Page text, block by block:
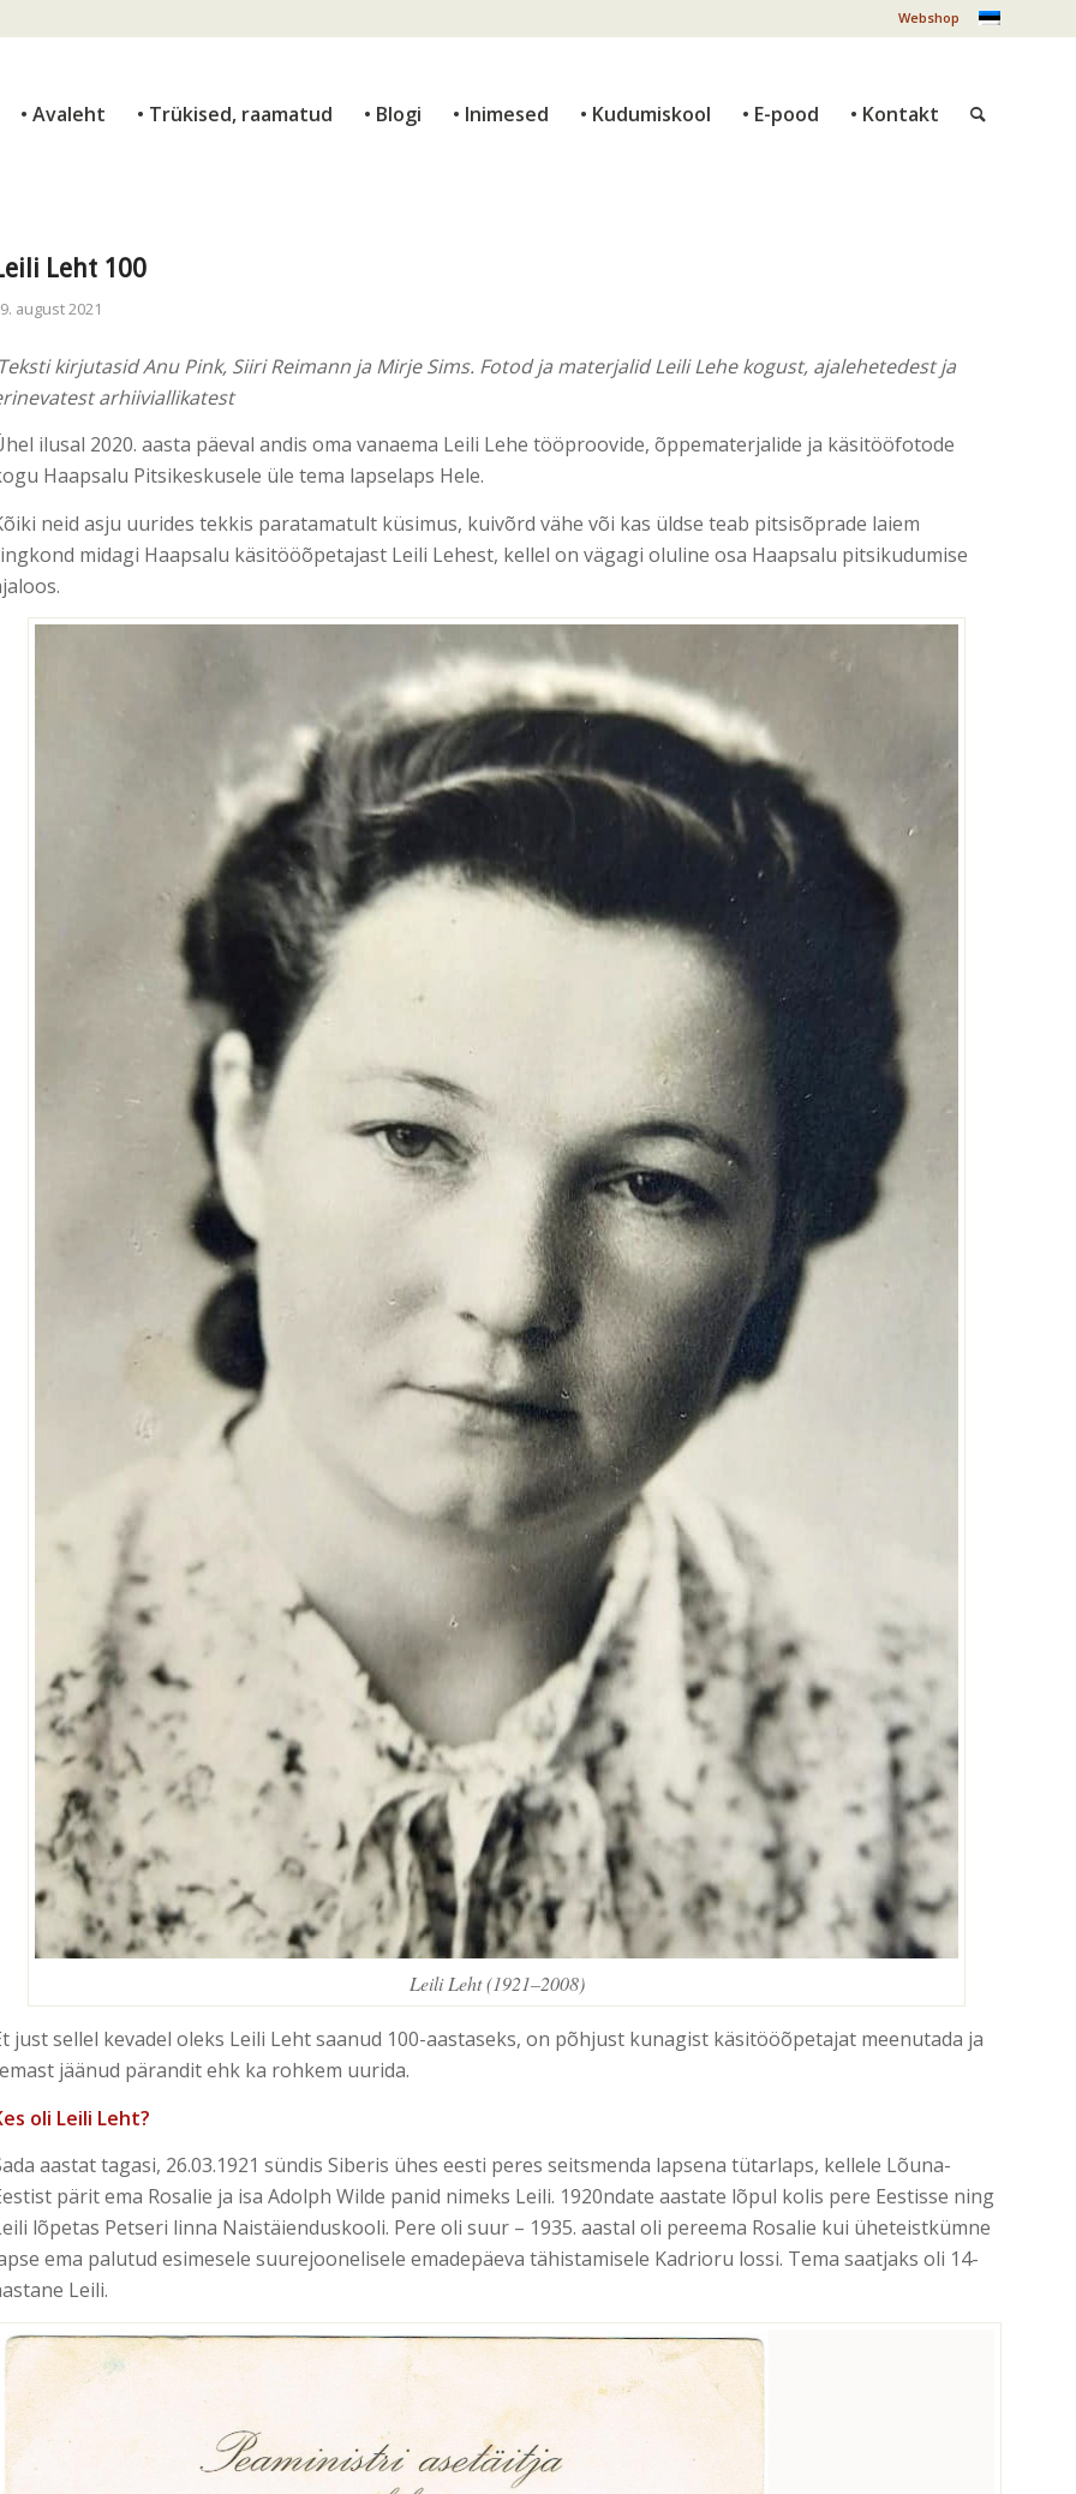
Webshop
• Avaleht • Trükised, raamatud • Blogi • Inimesed • Kudumiskool • E-pood • Kontakt
Leht 100
august 2021
Teksti kirjutasid Anu Pink, Siiri Reimann ja Mirje Sims. Fotod ja materjalid Leili Lehe kogust, ajalehetedest ja
arhiiviallikatest
ilusal 2020. aasta päeval andis oma vanaema Leili Lehe tööproovide, õppematerjalide ja käsitööfotode
Haapsalu Pitsikeskusele üle tema lapselaps Hele.
neid asju uurides tekkis paratamatult küsimus, kuivõrd vähe või kas üldse teab pitsisõprade laiem
midagi Haapsalu käsitööõpetajast Leili Lehest, kellel on vägagi oluline osa Haapsalu pitsikudumise
Leili Leht (1921–2008)
just sellel kevadel oleks Leili Leht saanud 100-aastaseks, on põhjust kunagist käsitööõpetajat meenutada ja
jäänud pärandit ehk ka rohkem uurida.
oli Leili Leht?
aastat tagasi, 26.03.1921 sündis Siberis ühes eesti peres seitsmenda lapsena tütarlaps, kellele Lõuna-
pärit ema Rosalie ja isa Adolph Wilde panid nimeks Leili. 1920ndate aastate lõpul kolis pere Eestisse ning
lõpetas Petseri linna Naistäienduskooli. Pere oli suur – 1935. aastal oli pereema Rosalie kui üheteistkümne
ema palutud esimesele suurejoonelisele emadepäeva tähistamisele Kadrioru lossi. Tema saatjaks oli 14-
Leili.